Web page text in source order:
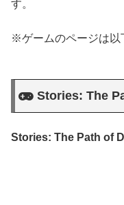
す。
※ゲームのページは以
Stories: The
Stories: The Path of